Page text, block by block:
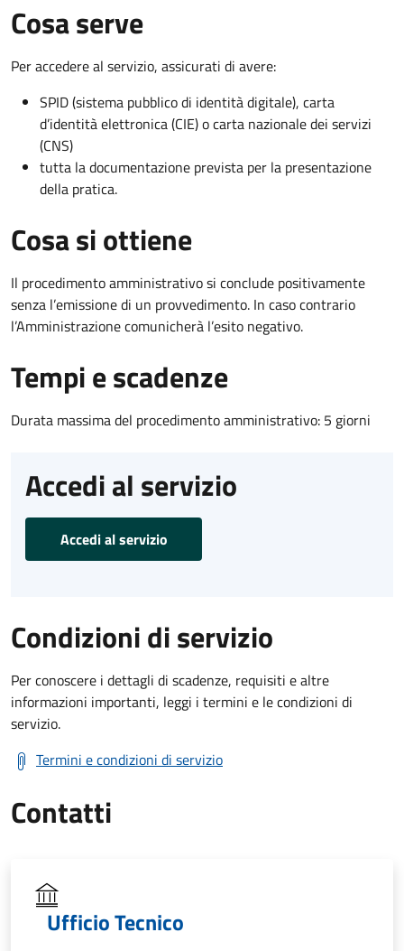
Cosa serve
Per accedere al servizio, assicurati di avere:
SPID (sistema pubblico di identità digitale), carta
d’identità elettronica (CIE) o carta nazionale dei servizi
(CNS)
tutta la documentazione prevista per la presentazione
della pratica.
Cosa si ottiene
Il procedimento amministrativo si conclude positivamente
senza l’emissione di un provvedimento. In caso contrario
l’Amministrazione comunicherà l’esito negativo.
Tempi e scadenze
Durata massima del procedimento amministrativo: 5 giorni
Accedi al servizio
Accedi al servizio
Condizioni di servizio
Per conoscere i dettagli di scadenze, requisiti e altre
informazioni importanti, leggi i termini e le condizioni di
servizio.
Termini e condizioni di servizio
Contatti
Ufficio Tecnico